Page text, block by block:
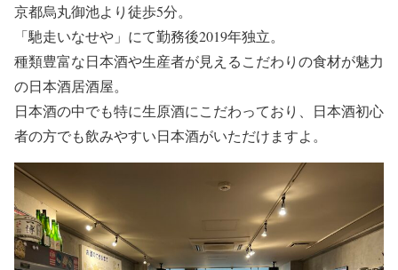
京都烏丸御池より徒歩5分。
「馳走いなせや」にて勤務後2019年独立。
種類豊富な日本酒や生産者が見えるこだわりの食材が魅力
の日本酒居酒屋。
日本酒の中でも特に生原酒にこだわっており、日本酒初心
者の方でも飲みやすい日本酒がいただけますよ。